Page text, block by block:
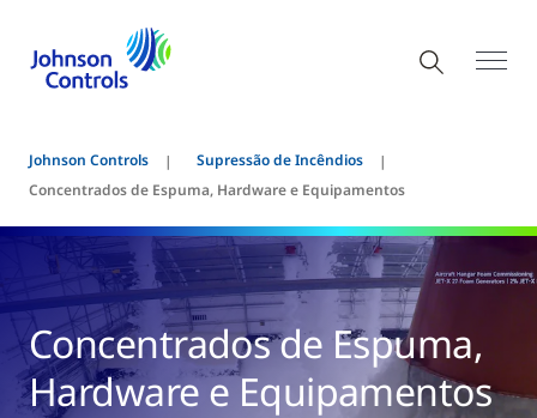
Johnson Controls
Supressão de Incêndios
Concentrados de Espuma, Hardware e Equipamentos
Concentrados de Espuma,
Hardware e Equipamentos